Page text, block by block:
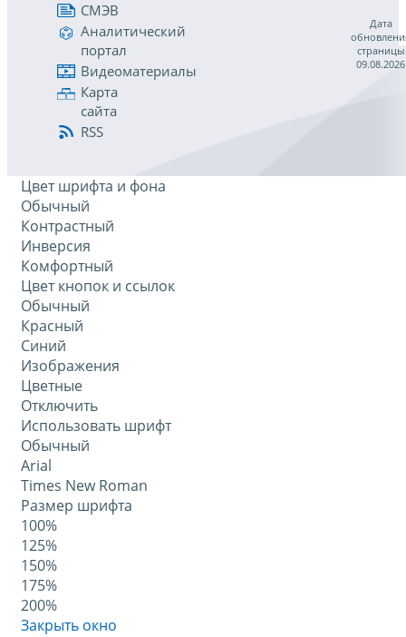
СМЭВ
Аналитический
портал
Видеоматериалы
Карта
сайта
RSS
Дата
страницы
09.08.2026
Цвет шрифта и фона
Обычный
Контрастный
Инверсия
Комфортный
Цвет кнопок и ссылок
Обычный
Красный
Синий
Изображения
Цветные
Отключить
Использовать шрифт
Обычный
Arial
Times New Roman
Размер шрифта
100%
125%
150%
175%
200%
Закрыть окно